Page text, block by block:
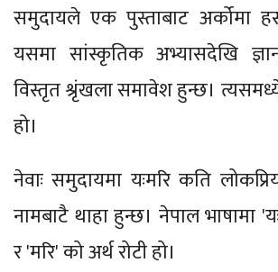
समुदायले एक पुस्ताबाट अर्कोमा
यसमा सांस्कृतिक अभ्यासदेखि
विस्तृत श्रृंखला समावेश हुन्छ।
हो।
नेवाः समुदायमा यःमरि कति
नामबाटै थाहा हुन्छ। नेपाल भाषामा
र 'मरि' को अर्थ रोटी हो।